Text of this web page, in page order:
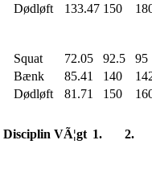
Dødløft 133.47 150
Squat 72.05 92.5
95
Bænk 85.41 140
Dødløft 81.71 150
Disciplin VÃ¦gt 1. 2.